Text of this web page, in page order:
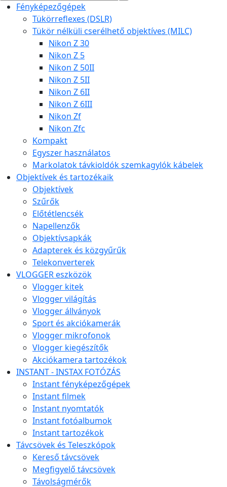
Fényképezőgépek
Tükörreflexes (DSLR)
Tükör nélküli cserélhető objektíves (MILC)
Nikon Z 30
Nikon Z 5
Nikon Z 50II
Nikon Z 5II
Nikon Z 6II
Nikon Z 6III
Nikon Zf
Nikon Zfc
Kompakt
Egyszer használatos
Markolatok távkioldók szemkagylók kábelek
Objektívek és tartozékaik
Objektívek
Szűrők
Előtétlencsék
Napellenzők
Objektívsapkák
Adapterek és közgyűrűk
Telekonverterek
VLOGGER eszközök
Vlogger kitek
Vlogger világítás
Vlogger állványok
Sport és akciókamerák
Vlogger mikrofonok
Vlogger kiegészítők
Akciókamera tartozékok
INSTANT - INSTAX FOTÓZÁS
Instant fényképezőgépek
Instant filmek
Instant nyomtatók
Instant fotóalbumok
Instant tartozékok
Távcsövek és Teleszkópok
Kereső távcsövek
Megfigyelő távcsövek
Távolságmérők